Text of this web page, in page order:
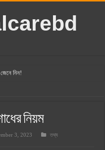
নিন!
নিয়ম
3, 2023
তথ্য